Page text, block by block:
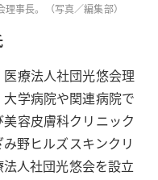
事長。（写真／編集部）
療法人社団光悠会理
学病院や関連病院で
容皮膚科クリニック
野ヒルズスキンクリ
人社団光悠会を設立